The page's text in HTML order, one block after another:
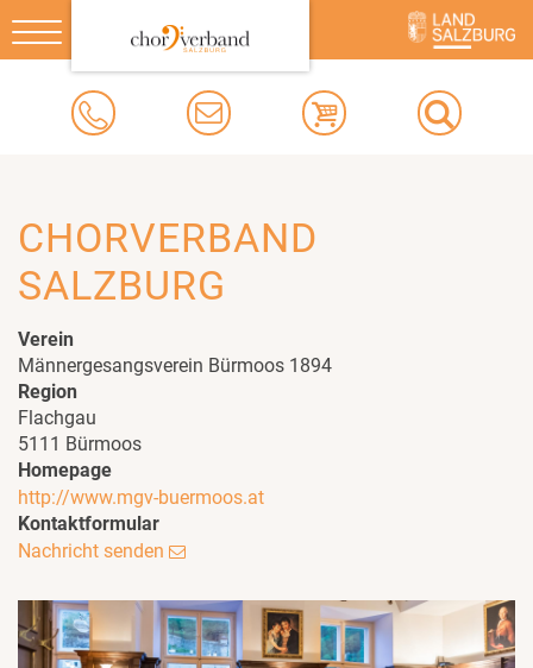
Toggle
navigation
CHORVERBAND
SALZBURG
Verein
Männergesangsverein Bürmoos 1894
Region
Flachgau
5111 Bürmoos
Homepage
http://www.mgv-buermoos.at
Kontaktformular
Nachricht senden